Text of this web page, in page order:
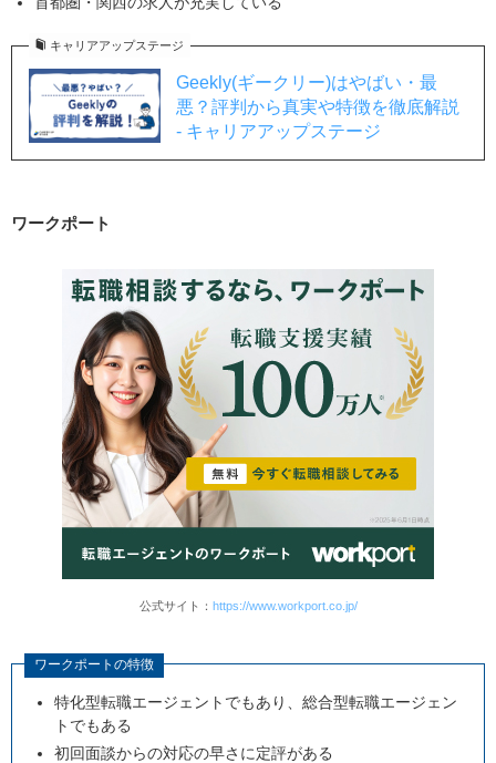
キャリアアップステージ
Geekly(ギークリー)はやばい・最
悪？評判から真実や特徴を徹底解説
- キャリアアップステージ
ワークポート
公式サイト： https://www.workport.co.jp/
ワークポートの特徴
特化型転職エージェントでもあり、総合型転職エージェン
トでもある
初回面談からの対応の早さに定評がある